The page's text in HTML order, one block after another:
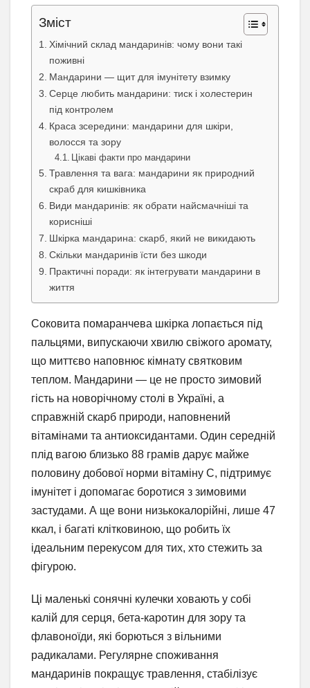
Зміст
Хімічний склад мандаринів: чому вони такі
поживні
Мандарини — щит для імунітету взимку
Серце любить мандарини: тиск і холестерин
під контролем
Краса зсередини: мандарини для шкіри,
волосся та зору
Цікаві факти про мандарини
Травлення та вага: мандарини як природний
скраб для кишківника
Види мандаринів: як обрати найсмачніші та
корисніші
Шкірка мандарина: скарб, який не викидають
Скільки мандаринів їсти без шкоди
Практичні поради: як інтегрувати мандарини в
життя
Соковита помаранчева шкірка лопається під
пальцями, випускаючи хвилю свіжого аромату,
що миттєво наповнює кімнату святковим
теплом. Мандарини — це не просто зимовий
гість на новорічному столі в Україні, а
справжній скарб природи, наповнений
вітамінами та антиоксидантами. Один середній
плід вагою близько 88 грамів дарує майже
половину добової норми вітаміну С, підтримує
імунітет і допомагає боротися з зимовими
застудами. А ще вони низькокалорійні, лише 47
ккал, і багаті клітковиною, що робить їх
ідеальним перекусом для тих, хто стежить за
фігурою.
Ці маленькі сонячні кулечки ховають у собі
калій для серця, бета-каротин для зору та
флавоноїди, які борються з вільними
радикалами. Регулярне споживання
мандаринів покращує травлення, стабілізує